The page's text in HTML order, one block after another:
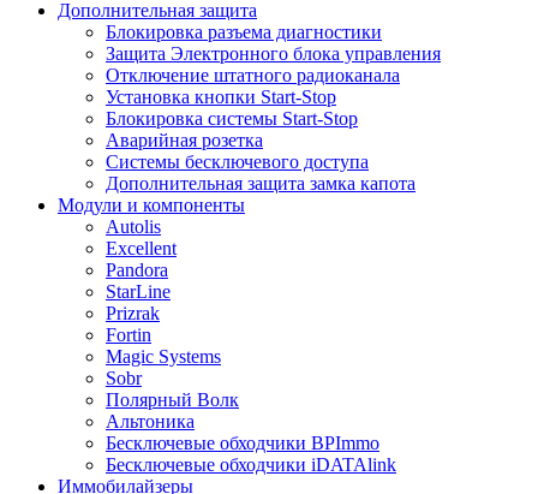
Дополнительная защита
Блокировка разъема диагностики
Защита Электронного блока управления
Отключение штатного радиоканала
Установка кнопки Start-Stop
Блокировка системы Start-Stop
Аварийная розетка
Системы бесключевого доступа
Дополнительная защита замка капота
Модули и компоненты
Autolis
Excellent
Pandora
StarLine
Prizrak
Fortin
Magic Systems
Sobr
Полярный Волк
Альтоника
Бесключевые обходчики BPImmo
Бесключевые обходчики iDATAlink
Иммобилайзеры